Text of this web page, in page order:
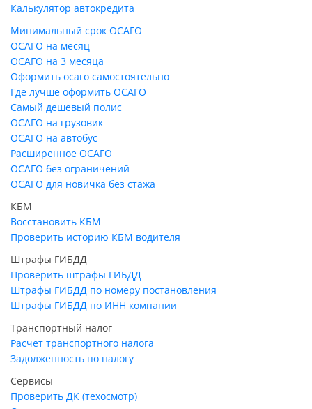
Калькулятор автокредита
Минимальный срок ОСАГО
ОСАГО на месяц
ОСАГО на 3 месяца
Оформить осаго самостоятельно
Где лучше оформить ОСАГО
Самый дешевый полис
ОСАГО на грузовик
ОСАГО на автобус
Расширенное ОСАГО
ОСАГО без ограничений
ОСАГО для новичка без стажа
КБМ
Восстановить КБМ
Проверить историю КБМ водителя
Штрафы ГИБДД
Проверить штрафы ГИБДД
Штрафы ГИБДД по номеру постановления
Штрафы ГИБДД по ИНН компании
Транспортный налог
Расчет транспортного налога
Задолженность по налогу
Сервисы
Проверить ДК (техосмотр)